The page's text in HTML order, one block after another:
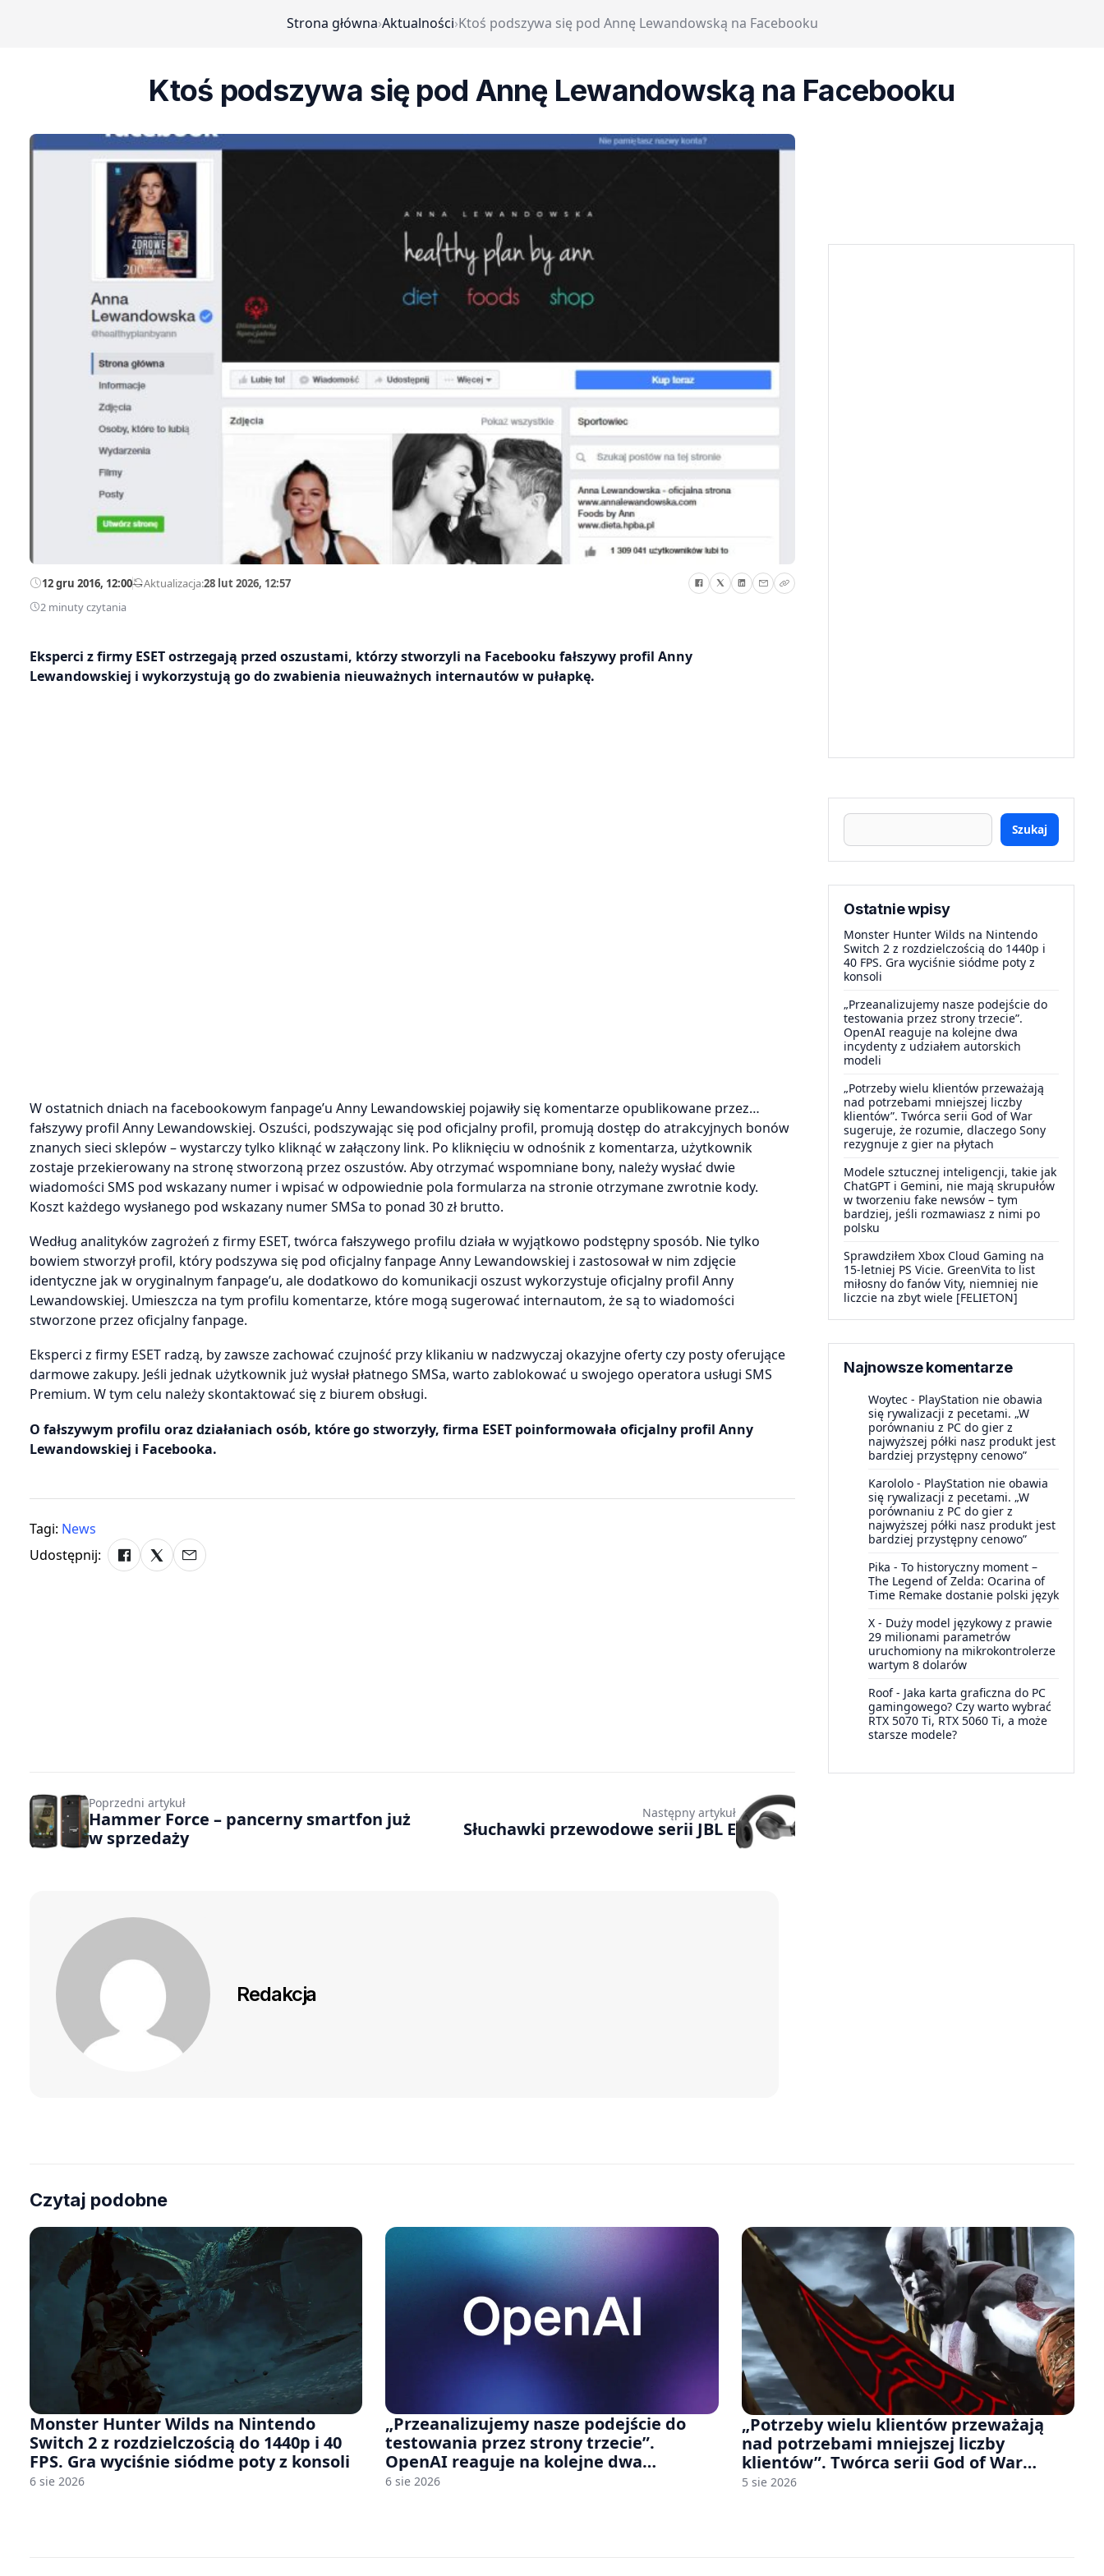
Strona główna›Aktualności›Ktoś podszywa się pod Annę Lewandowską na Facebooku
Ktoś podszywa się pod Annę Lewandowską na Facebooku
12 gru 2016, 12:00—Aktualizacja:28 lut 2026, 12:57
2 minuty czytania
Eksperci z firmy ESET ostrzegają przed oszustami, którzy stworzyli na Facebooku fałszywy profil Anny
Lewandowskiej i wykorzystują go do zwabienia nieuważnych internautów w pułapkę.
W ostatnich dniach na facebookowym fanpage’u Anny Lewandowskiej pojawiły się komentarze opublikowane przez…
fałszywy profil Anny Lewandowskiej. Oszuści, podszywając się pod oficjalny profil, promują dostęp do atrakcyjnych bonów
znanych sieci sklepów – wystarczy tylko kliknąć w załączony link. Po kliknięciu w odnośnik z komentarza, użytkownik
zostaje przekierowany na stronę stworzoną przez oszustów. Aby otrzymać wspomniane bony, należy wysłać dwie
wiadomości SMS pod wskazany numer i wpisać w odpowiednie pola formularza na stronie otrzymane zwrotnie kody.
Koszt każdego wysłanego pod wskazany numer SMSa to ponad 30 zł brutto.
Według analityków zagrożeń z firmy ESET, twórca fałszywego profilu działa w wyjątkowo podstępny sposób. Nie tylko
bowiem stworzył profil, który podszywa się pod oficjalny fanpage Anny Lewandowskiej i zastosował w nim zdjęcie
identyczne jak w oryginalnym fanpage’u, ale dodatkowo do komunikacji oszust wykorzystuje oficjalny profil Anny
Lewandowskiej. Umieszcza na tym profilu komentarze, które mogą sugerować internautom, że są to wiadomości
stworzone przez oficjalny fanpage.
Eksperci z firmy ESET radzą, by zawsze zachować czujność przy klikaniu w nadzwyczaj okazyjne oferty czy posty oferujące
darmowe zakupy. Jeśli jednak użytkownik już wysłał płatnego SMSa, warto zablokować u swojego operatora usługi SMS
Premium. W tym celu należy skontaktować się z biurem obsługi.
O fałszywym profilu oraz działaniach osób, które go stworzyły, firma ESET poinformowała oficjalny profil Anny
Lewandowskiej i Facebooka.
Tagi: News
Udostępnij:
Szukaj
Ostatnie wpisy
Monster Hunter Wilds na Nintendo
Switch 2 z rozdzielczością do 1440p i
40 FPS. Gra wyciśnie siódme poty z
konsoli
„Przeanalizujemy nasze podejście do
testowania przez strony trzecie”.
OpenAI reaguje na kolejne dwa
incydenty z udziałem autorskich
modeli
„Potrzeby wielu klientów przeważają
nad potrzebami mniejszej liczby
klientów”. Twórca serii God of War
sugeruje, że rozumie, dlaczego Sony
rezygnuje z gier na płytach
Modele sztucznej inteligencji, takie jak
ChatGPT i Gemini, nie mają skrupułów
w tworzeniu fake newsów – tym
bardziej, jeśli rozmawiasz z nimi po
polsku
Sprawdziłem Xbox Cloud Gaming na
15-letniej PS Vicie. GreenVita to list
miłosny do fanów Vity, niemniej nie
liczcie na zbyt wiele [FELIETON]
Najnowsze komentarze
Woytec - PlayStation nie obawia
się rywalizacji z pecetami. „W
porównaniu z PC do gier z
najwyższej półki nasz produkt jest
bardziej przystępny cenowo”
Karololo - PlayStation nie obawia
się rywalizacji z pecetami. „W
porównaniu z PC do gier z
najwyższej półki nasz produkt jest
bardziej przystępny cenowo”
Pika - To historyczny moment –
The Legend of Zelda: Ocarina of
Time Remake dostanie polski język
X - Duży model językowy z prawie
29 milionami parametrów
uruchomiony na mikrokontrolerze
wartym 8 dolarów
Roof- Jaka karta graficzna do PC
gamingowego? Czy warto wybrać
RTX 5070 Ti, RTX 5060 Ti, a może
starsze modele?
Poprzedni artykuł
Hammer Force – pancerny smartfon już
w sprzedaży
Następny artykuł
Słuchawki przewodowe serii JBL E
Redakcja
Czytaj podobne
Monster Hunter Wilds na Nintendo
Switch 2 z rozdzielczością do 1440p i 40
FPS. Gra wyciśnie siódme poty z konsoli
6 sie 2026
„Przeanalizujemy nasze podejście do
testowania przez strony trzecie”.
OpenAI reaguje na kolejne dwa
incydenty z udziałem autorskich modeli
6 sie 2026
„Potrzeby wielu klientów przeważają
nad potrzebami mniejszej liczby
klientów”. Twórca serii God of War
sugeruje, że rozumie, dlaczego Sony
5 sie 2026